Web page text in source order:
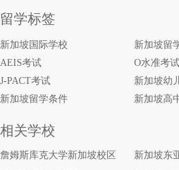
留学标签
新加坡国际学校 新加坡留
AEIS考试
O水准考试
J-PACT考试
新加坡幼
新加坡留学条件
新加坡高
相关学校
詹姆斯库克大学新加坡校区 新加坡东